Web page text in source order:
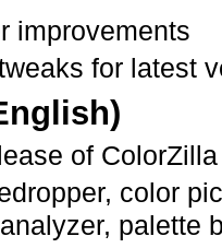
improvements
for latest
of
color
palette